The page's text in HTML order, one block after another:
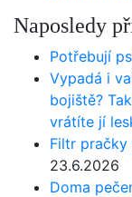
Naposledy
Potřebují
Vypadá i
bojiště?
vrátíte jí
Filtr
23.6.2026
Doma